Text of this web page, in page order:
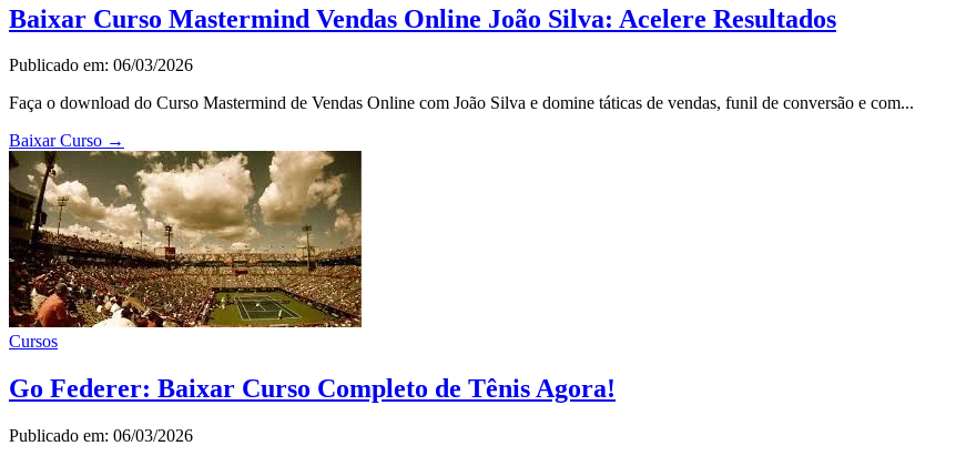
Baixar Curso Mastermind Vendas Online João Silva: Acelere Resultados
Publicado em: 06/03/2026
Faça o download do Curso Mastermind de Vendas Online com João Silva e domine táticas de vendas, funil de conversão e com...
Baixar Curso →
Cursos
Go Federer: Baixar Curso Completo de Tênis Agora!
Publicado em: 06/03/2026